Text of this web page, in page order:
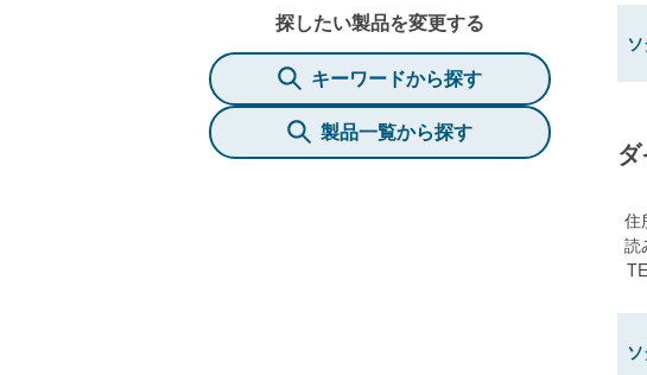
探したい製品を変更する
キーワードから探す
製品一覧から探す
住
読